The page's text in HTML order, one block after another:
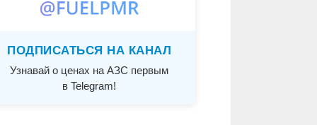
ПОДПИСАТЬСЯ НА КАНАЛ
Узнавай о ценах на АЗС первым
в Telegram!